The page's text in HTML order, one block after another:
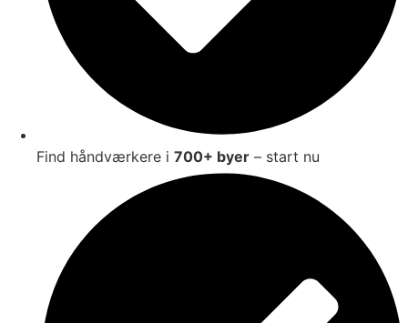
Find håndværkere i 700+ byer – start nu